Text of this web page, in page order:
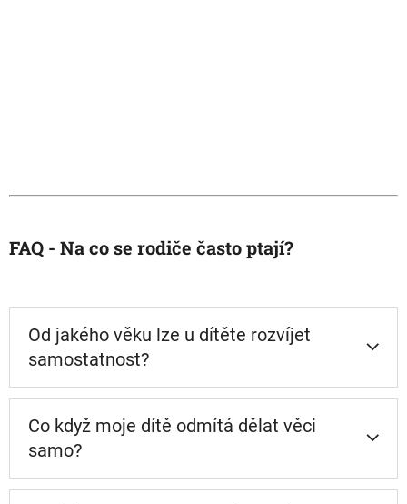
FAQ - Na co se rodiče často ptají?
Od jakého věku lze u dítěte rozvíjet
samostatnost?
Co když moje dítě odmítá dělat věci
samo?